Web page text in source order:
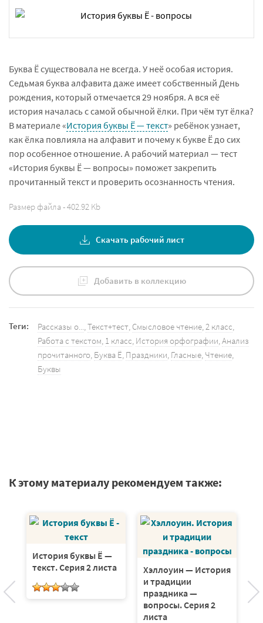
Буква Ё существовала не всегда. У неё особая история.
Седьмая буква алфавита даже имеет собственный День
рождения, который отмечается 29 ноября. А вся её
история началась с самой обычной ёлки. При чём тут ёлка?
В материале «История буквы Ё — текст» ребёнок узнает,
как ёлка повлияла на алфавит и почему к букве Ё до сих
пор особенное отношение. А рабочий материал — тест
«История буквы Ё — вопросы» поможет закрепить
прочитанный текст и проверить осознанность чтения.
Размер файла - 402.92 Kb
Скачать рабочий лист
Добавить в коллекцию
Теги: Рассказы о...,Текст+тест, Смысловое чтение,2 класс,
Работа с текстом, 1 класс, История орфографии,Анализ
прочитанного, Буква Ё, Праздники, Гласные, Чтение,
Буквы
К этому материалу рекомендуем также:
История буквы Ё —
текст. Серия 2 листа
Хэллоуин — История
и традиции
праздника —
вопросы. Серия 2
листа